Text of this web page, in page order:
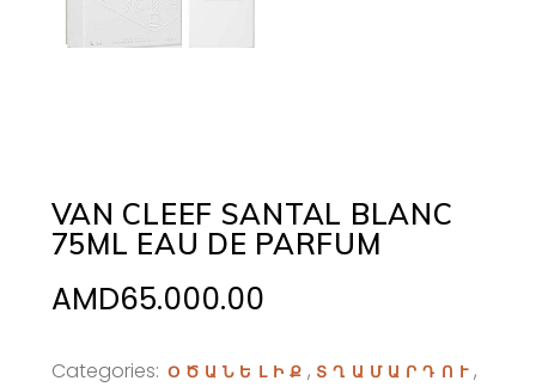
VAN CLEEF SANTAL BLANC
75ML EAU DE PARFUM
AMD65.000.00
Categories: ՕԾԱՆԵԼԻՔ, ՏՂԱՄԱՐԴՈՒ ,